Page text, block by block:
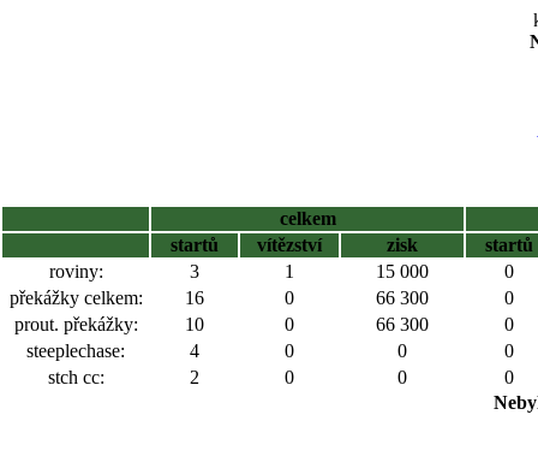
celkem
startů
vítězství zisk
startů
roviny:
3 1 15 000
0
překážky celkem:
16 0 66 300
0
prout. překážky:
10 0 66 300
0
steeplechase:
4 0 0
0
stch cc:
2 0 0
0